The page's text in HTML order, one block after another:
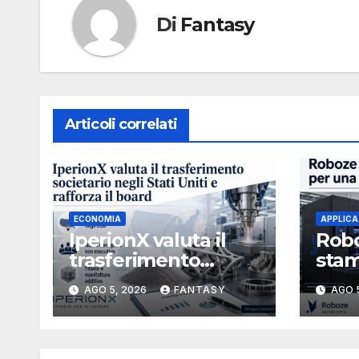
Di Fantasy
Articoli correlati
ECONOMIA
IperionX valuta il
trasferimento
societario negli Stati
Uniti e rafforza il
board, ha nominato
AGO 5, 2026 FANTASY
3UAGO